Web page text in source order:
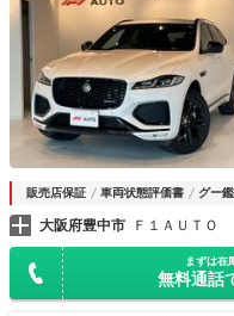
メラ クルーズコントロ
フル液晶メーター
販売店保証 車両状態評価書 グー
大阪府豊中市 Ｆ１ＡＵＴＯ
まずは在
無料通話